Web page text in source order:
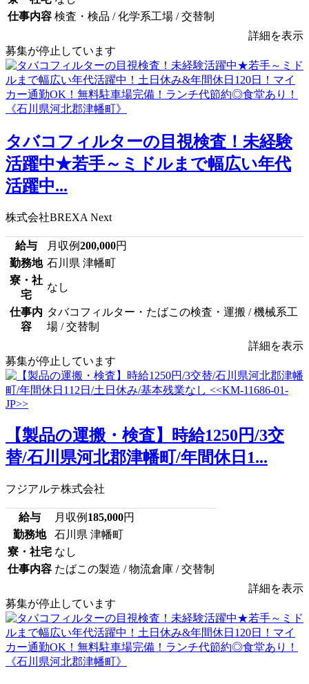
仕事内容 検査・検品 / 化学系工場 / 交替制
詳細を表示
募集が停止しています
タバコフィルターの目視検査！未経験
活躍中★若手～ミドルまで幅広い年代
活躍中...
株式会社BREXA Next
給与 月収例200,000円
勤務地 石川県 津幡町
寮・社
宅
なし
仕事内
容
タバコフィルター・たばこの検査・運搬 / 機械系工
場 / 交替制
詳細を表示
募集が停止しています
【製品の運搬・検査】時給1250円/3交
替/石川県河北郡津幡町/年間休日1...
フジアルテ株式会社
給与 月収例 185,000円
勤務地
石川県 津幡町
寮・社宅 なし
仕事内容 たばこの製造 / 物流倉庫 / 交替制
詳細を表示
募集が停止しています